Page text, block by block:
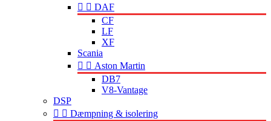
  DAF
CF
LF
XF
Scania
  Aston Martin
DB7
V8-Vantage
DSP
  Dæmpning & isolering